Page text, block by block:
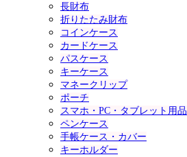
長財布
折りたたみ財布
コインケース
カードケース
パスケース
キーケース
マネークリップ
ポーチ
スマホ・PC・タブレット用品
ペンケース
手帳ケース・カバー
キーホルダー